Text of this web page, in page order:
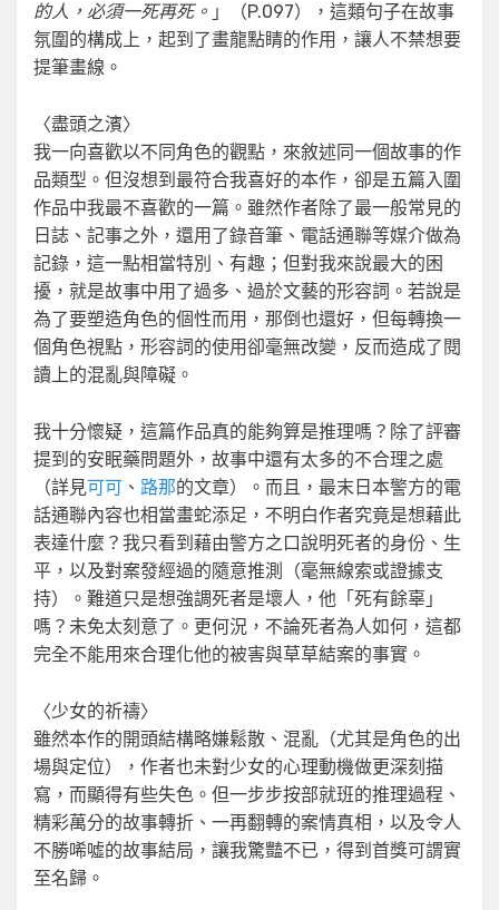
的人，必須一死再死。 」（P.097），這類句子在故事
氛圍的構成上，起到了畫龍點睛的作用，讓人不禁想要
提筆畫線。
〈盡頭之濱〉
我一向喜歡以不同角色的觀點，來敘述同一個故事的作
品類型。但沒想到最符合我喜好的本作，卻是五篇入圍
作品中我最不喜歡的一篇。雖然作者除了最一般常見的
日誌、記事之外，還用了錄音筆、電話通聯等媒介做為
記錄，這一點相當特別、有趣；但對我來說最大的困
擾，就是故事中用了過多、過於文藝的形容詞。若說是
為了要塑造角色的個性而用，那倒也還好，但每轉換一
個角色視點，形容詞的使用卻毫無改變，反而造成了閱
讀上的混亂與障礙。
我十分懷疑，這篇作品真的能夠算是推理嗎？除了評審
提到的安眠藥問題外，故事中還有太多的不合理之處
（詳見可可 、 路那的文章）。而且，最末日本警方的電
話通聯內容也相當畫蛇添足，不明白作者究竟是想藉此
表達什麼？我只看到藉由警方之口說明死者的身份、生
平，以及對案發經過的隨意推測（毫無線索或證據支
持）。難道只是想強調死者是壞人，他「死有餘辜」
嗎？未免太刻意了。更何況，不論死者為人如何，這都
完全不能用來合理化他的被害與草草結案的事實。
〈少女的祈禱〉
雖然本作的開頭結構略嫌鬆散、混亂（尤其是角色的出
場與定位），作者也未對少女的心理動機做更深刻描
寫，而顯得有些失色。但一步步按部就班的推理過程、
精彩萬分的故事轉折、一再翻轉的案情真相，以及令人
不勝唏噓的故事結局，讓我驚豔不已，得到首獎可謂實
至名歸。